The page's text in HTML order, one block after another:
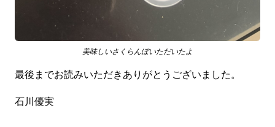
美味しいさくらんぼいただいたよ
最後までお読みいただきありがとうございました。
石川優実